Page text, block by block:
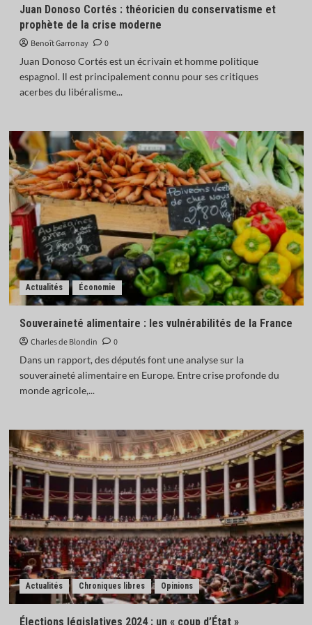
Juan Donoso Cortés : théoricien du conservatisme et
prophète de la crise moderne
Benoît Garronay
0
Juan Donoso Cortés est un écrivain et homme politique
espagnol. Il est principalement connu pour ses critiques
acerbes du libéralisme...
Actualités Économie
Souveraineté alimentaire : les vulnérabilités de la France
Charles de Blondin
0
Dans un rapport, des députés font une analyse sur la
souveraineté alimentaire en Europe. Entre crise profonde du
monde agricole,...
Actualités Chroniques libres Opinions
Élections législatives 2024 : un « coup d’État »